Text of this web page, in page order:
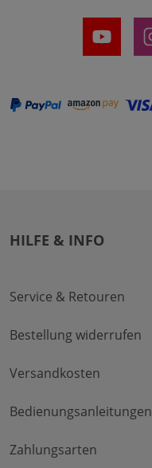
HILFE & INFO
Service & Retouren
Bestellung widerrufen
Versandkosten
Bedienungsanleitungen
Zahlungsarten